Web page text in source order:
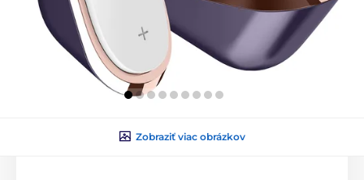
Zobraziť viac obrázkov